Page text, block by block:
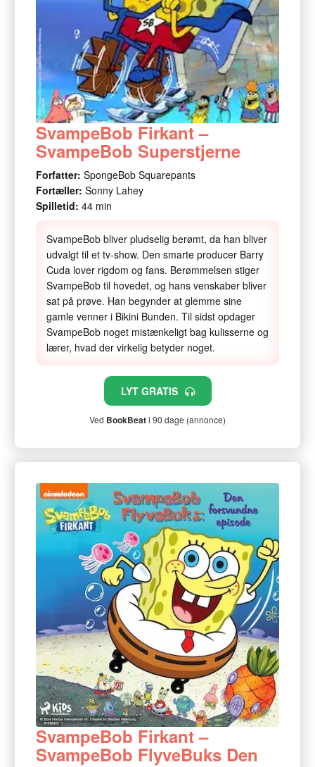
SvampeBob Firkant –
SvampeBob Superstjerne
Forfatter: SpongeBob Squarepants
Fortæller: Sonny Lahey
Spilletid: 44 min
SvampeBob bliver pludselig berømt, da han bliver
udvalgt til et tv-show. Den smarte producer Barry
Cuda lover rigdom og fans. Berømmelsen stiger
SvampeBob til hovedet, og hans venskaber bliver
sat på prøve. Han begynder at glemme sine
gamle venner i Bikini Bunden. Til sidst opdager
SvampeBob noget mistænkeligt bag kulisserne og
lærer, hvad der virkelig betyder noget.
LYT GRATIS
Ved BookBeati 90 dage (annonce)
SvampeBob Firkant –
SvampeBob FlyveBuks Den